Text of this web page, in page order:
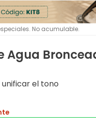
No acumulable.
Agua
el tono